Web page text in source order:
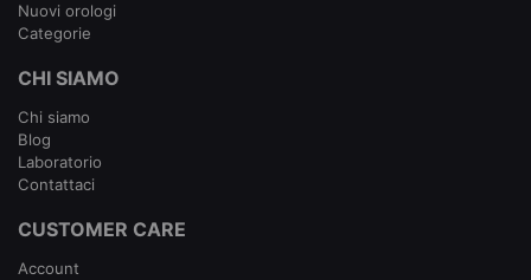
Nuovi orologi
Categorie
CHI SIAMO
Chi siamo
Blog
Laboratorio
Contattaci
CUSTOMER CARE
Account